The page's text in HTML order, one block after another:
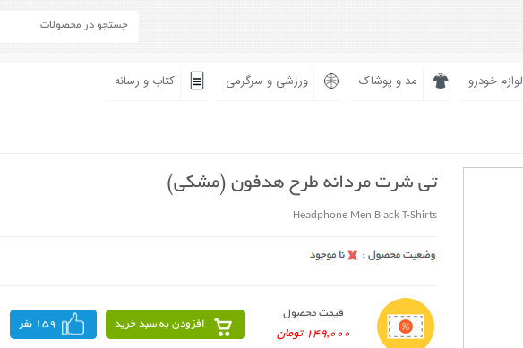
لوازم خودرو مد و پوشاک ورزشی و سرگرمی کتاب و رسانه
تی شرت مردانه طرح هدفون (مشکی)
Headphone Men Black T-Shirts
قیمت محصول
149,000 تومان
افزودن به سبد خرید 159 نفر